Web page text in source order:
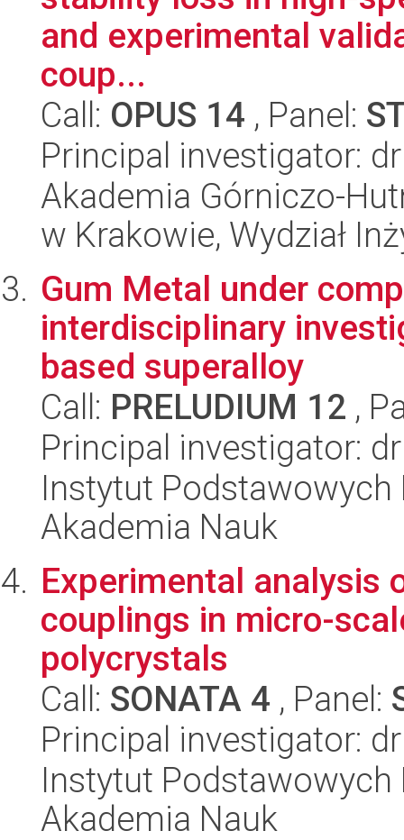
and experimental
coup...
Call: OPUS 14 , Panel:
Principal investigator:
Akademia Górniczo-
w Krakowie, Wydział
Gum Metal under
interdisciplinary
based superalloy
Call: PRELUDIUM 12 ,
Principal investigator:
Instytut
Akademia Nauk
Experimental analysis
couplings in micro-
polycrystals
Call: SONATA 4 , Panel:
Principal investigator:
Instytut
Akademia Nauk